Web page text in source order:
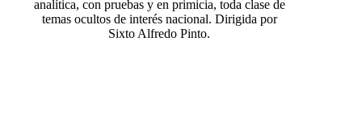
analítica, con pruebas y en primicia, toda clase de
temas ocultos de interés nacional. Dirigida por
Sixto Alfredo Pinto.